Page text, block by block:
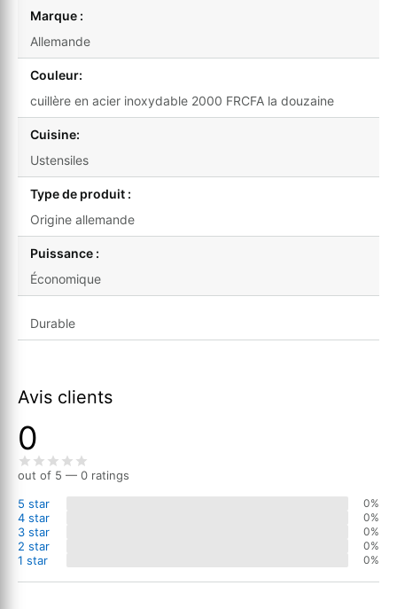
Marque :
Allemande
Couleur:
cuillère en acier inoxydable 2000 FRCFA la douzaine
Cuisine:
Ustensiles
Type de produit :
Origine allemande
Puissance :
Économique
Durable
Avis clients
0
out of 5 — 0 ratings
5 star
0%
4 star 0%
3 star 0%
2 star 0%
1 star 0%